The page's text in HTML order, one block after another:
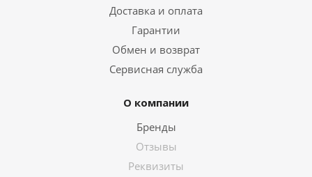
Доставка и оплата
Гарантии
Обмен и возврат
Сервисная служба
О компании
Бренды
Отзывы
Реквизиты